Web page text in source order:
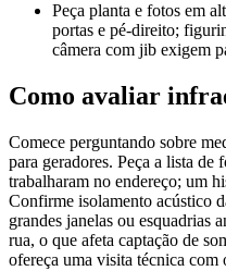
Peça planta e fotos em
portas e pé-direito;
câmera com jib exigem
Como avaliar
Comece perguntando sobre
para geradores. Peça a lista de
trabalharam no endereço; um
Confirme isolamento acústico
grandes janelas ou esquadrias
rua, o que afeta captação de
ofereça uma visita técnica com